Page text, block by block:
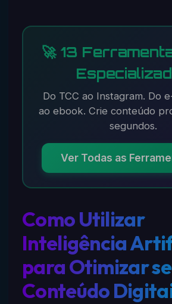
🚀 13
Do TCC ao Instagram. Do
ao ebook. Crie conteúdo
segundos.
Ver Todas as
Como Utilizar
Inteligência
para Otimizar
Conteúdo